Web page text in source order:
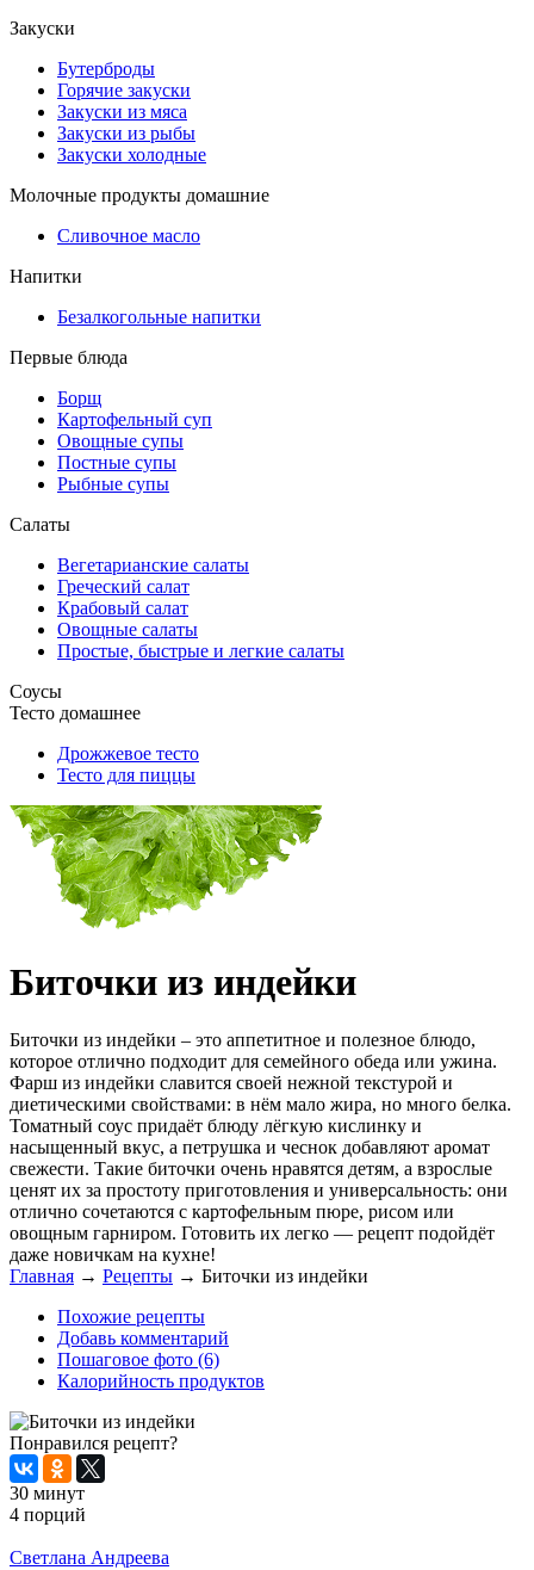
Закуски
Бутерброды
Горячие закуски
Закуски из мяса
Закуски из рыбы
Закуски холодные
Молочные продукты домашние
Сливочное масло
Напитки
Безалкогольные напитки
Первые блюда
Борщ
Картофельный суп
Овощные супы
Постные супы
Рыбные супы
Салаты
Вегетарианские салаты
Греческий салат
Крабовый салат
Овощные салаты
Простые, быстрые и легкие салаты
Соусы
Тесто домашнее
Дрожжевое тесто
Тесто для пиццы
Биточки из индейки
Биточки из индейки – это аппетитное и полезное блюдо,
которое отлично подходит для семейного обеда или ужина.
Фарш из индейки славится своей нежной текстурой и
диетическими свойствами: в нём мало жира, но много белка.
Томатный соус придаёт блюду лёгкую кислинку и
насыщенный вкус, а петрушка и чеснок добавляют аромат
свежести. Такие биточки очень нравятся детям, а взрослые
ценят их за простоту приготовления и универсальность: они
отлично сочетаются с картофельным пюре, рисом или
овощным гарниром. Готовить их легко — рецепт подойдёт
даже новичкам на кухне!
Главная → Рецепты → Биточки из индейки
Похожие рецепты
Добавь комментарий
Пошаговое фото (6)
Калорийность продуктов
Понравился рецепт?
30 минут
4 порций
Светлана Андреева